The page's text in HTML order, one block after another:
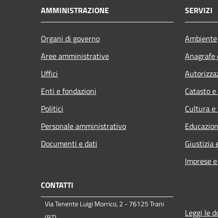
AMMINISTRAZIONE
Organi di governo
Aree amministrative
Uffici
Enti e fondazioni
Politici
Personale amministrativo
Documenti e dati
SERVIZI
Ambiente
Catasto
Cultura
Giustizia
Imprese
CONTATTI
Via Tenente Luigi Morrico, 2 - 76125 Trani
Leggi le